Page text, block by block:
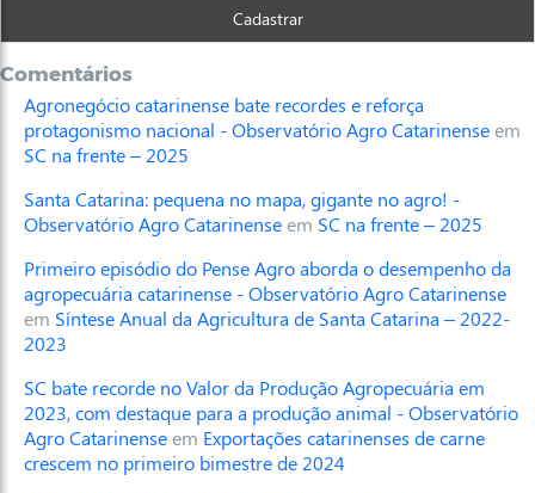
Comentários
Agronegócio catarinense bate recordes e reforça
protagonismo nacional - Observatório Agro Catarinenseem
SC na frente – 2025
Santa Catarina: pequena no mapa, gigante no agro! -
Observatório Agro Catarinenseem SC na frente – 2025
Primeiro episódio do Pense Agro aborda o desempenho da
agropecuária catarinense - Observatório Agro Catarinense
em Síntese Anual da Agricultura de Santa Catarina – 2022-
2023
SC bate recorde no Valor da Produção Agropecuária em
2023, com destaque para a produção animal - Observatório
Agro Catarinenseem Exportações catarinenses de carne
crescem no primeiro bimestre de 2024